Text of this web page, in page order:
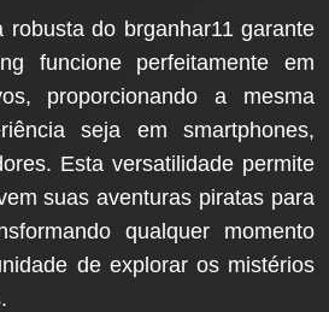
robusta do brganhar11 garante
funcione perfeitamente em
proporcionando a mesma
seja em smartphones,
Esta versatilidade permite
suas aventuras piratas para
qualquer momento
de explorar os mistérios